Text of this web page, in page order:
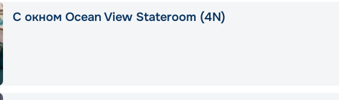
С окном Ocean View Stateroom (4N)